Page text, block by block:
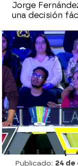
Jorge
una decisión
¡Un
La ruleta!
magnífica
piano
Carlos
Publicado: 24 de